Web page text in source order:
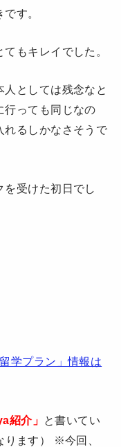
す。
もキレイでした。
としては残念なと
行っても同じなの
れるしかなさそうで
を受けた初日でし
学プラン」情報は
紹介」
と書いてい
ります） ※今回、